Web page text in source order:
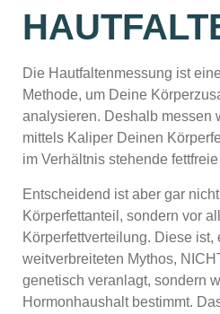
Die Hautfaltenmessung ist
Methode, um Deine
analysieren. Deshalb messen
mittels Kaliper Deinen
im Verhältnis stehende
Entscheidend ist aber gar
Körperfettanteil, sondern vor
Körperfettverteilung. Diese ist,
weitverbreiteten Mythos,
genetisch veranlagt, sondern
Hormonhaushalt bestimmt.